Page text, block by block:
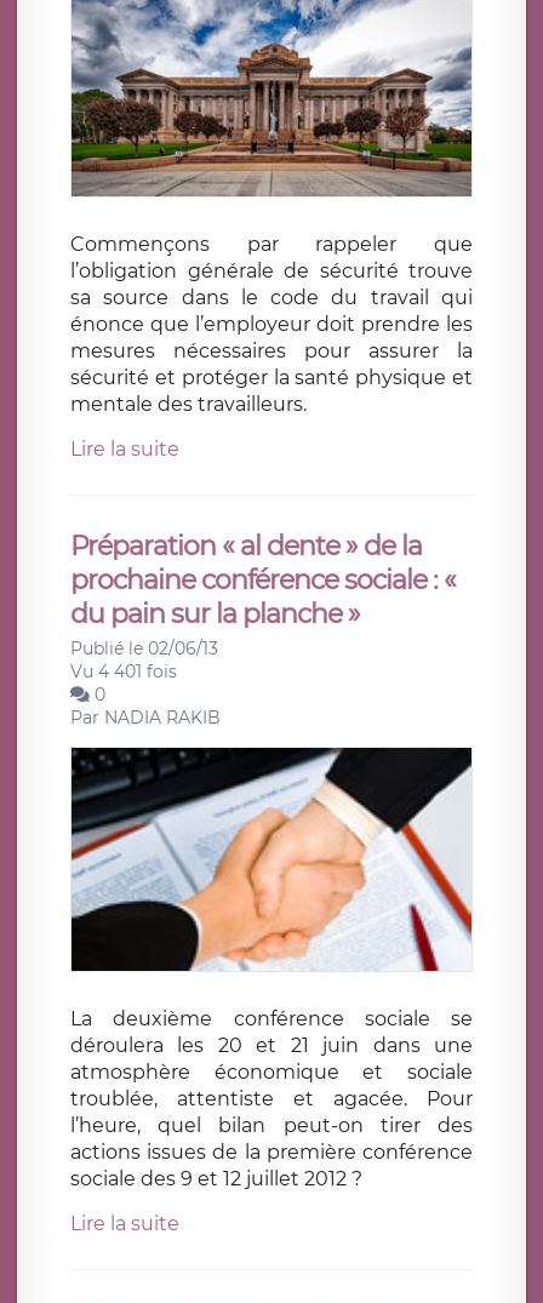
Commençons par rappeler que
l’obligation générale de sécurité trouve
sa source dans le code du travail qui
énonce que l’employeur doit prendre les
mesures nécessaires pour assurer la
sécurité et protéger la santé physique et
mentale des travailleurs.
Lire la suite
Préparation « al dente » de la
prochaine conférence sociale : «
du pain sur la planche »
Publié le 02/06/13
Vu 4 401 fois
0
Par NADIA RAKIB
La deuxième conférence sociale se
déroulera les 20 et 21 juin dans une
atmosphère économique et sociale
troublée, attentiste et agacée. Pour
l’heure, quel bilan peut-on tirer des
actions issues de la première conférence
sociale des 9 et 12 juillet 2012 ?
Lire la suite